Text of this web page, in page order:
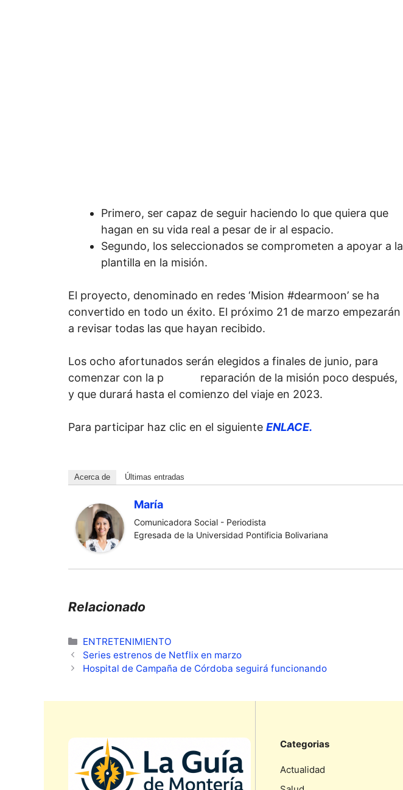
Primero, ser capaz de seguir haciendo lo que quiera que
hagan en su vida real a pesar de ir al espacio.
Segundo, los seleccionados se comprometen a apoyar a la
plantilla en la misión.
El proyecto, denominado en redes ‘Mision #dearmoon’ se ha
convertido en todo un éxito. El próximo 21 de marzo empezarán
a revisar todas las que hayan recibido.
Los ocho afortunados serán elegidos a finales de junio, para
comenzar con la p reparación de la misión poco después,
y que durará hasta el comienzo del viaje en 2023.
Para participar haz clic en el siguiente ENLACE.
Acerca de Últimas entradas
María
Comunicadora Social - Periodista
Egresada de la Universidad Pontificia Bolivariana
Relacionado
Categorías
ENTRETENIMIENTO
Series estrenos de Netflix en marzo
Hospital de Campaña de Córdoba seguirá funcionando
Categorias
Actualidad